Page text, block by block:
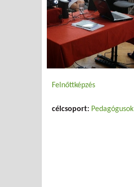
Felnőttképzés
célcsoport: Pedagógusok